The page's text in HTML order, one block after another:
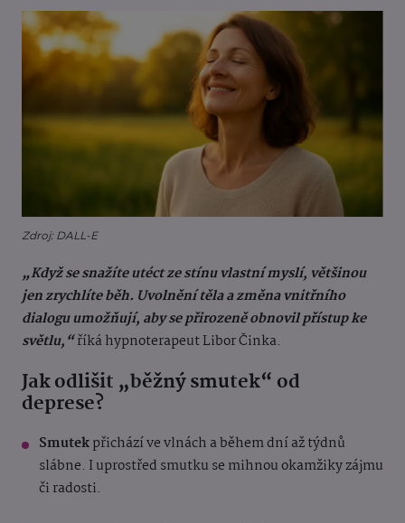
Zdroj: DALL-E
„Když se snažíte utéct ze stínu vlastní myslí, většinou
jen zrychlíte běh. Uvolnění těla a změna vnitřního
dialogu umožňují, aby se přirozeně obnovil přístup ke
světlu,“říká hypnoterapeut Libor Činka.
Jak odlišit „běžný smutek“ od
deprese?
Smutekpřichází ve vlnách a během dní až týdnů
slábne. I uprostřed smutku se mihnou okamžiky zájmu
či radosti.